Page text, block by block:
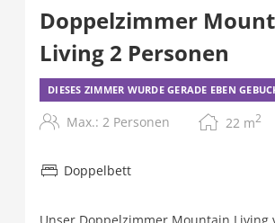
Doppelzimmer
Living 2 Personen
DIESES ZIMMER WURDE GERADE EBEN
Max.: 2 Personen 22 m2
Doppelbett